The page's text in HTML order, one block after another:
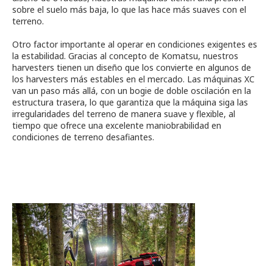
sobre el suelo más baja, lo que las hace más suaves con el
terreno.
Otro factor importante al operar en condiciones exigentes es
la estabilidad. Gracias al concepto de Komatsu, nuestros
harvesters tienen un diseño que los convierte en algunos de
los harvesters más estables en el mercado. Las máquinas XC
van un paso más allá, con un bogie de doble oscilación en la
estructura trasera, lo que garantiza que la máquina siga las
irregularidades del terreno de manera suave y flexible, al
tiempo que ofrece una excelente maniobrabilidad en
condiciones de terreno desafiantes.